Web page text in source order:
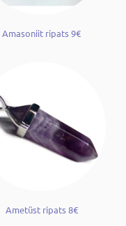
Amasoniit ripats 9€
Ametüst ripats 8€